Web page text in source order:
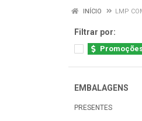
INÍCIO LMP
Filtrar por:
EMBALAGENS
PRESENTES